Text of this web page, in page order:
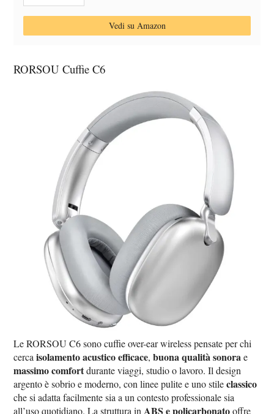
Vedi su Amazon
RORSOU Cuffie C6
Le RORSOU C6 sono cuffie over-ear wireless pensate per chi
cercaisolamento acustico efficace,buona qualità sonorae
massimo comfortdurante viaggi, studio o lavoro. Il design
argento è sobrio e moderno, con linee pulite e uno stileclassico
che si adatta facilmente sia a un contesto professionale sia
all’uso quotidiano. La struttura in ABS e policarbonatooffre